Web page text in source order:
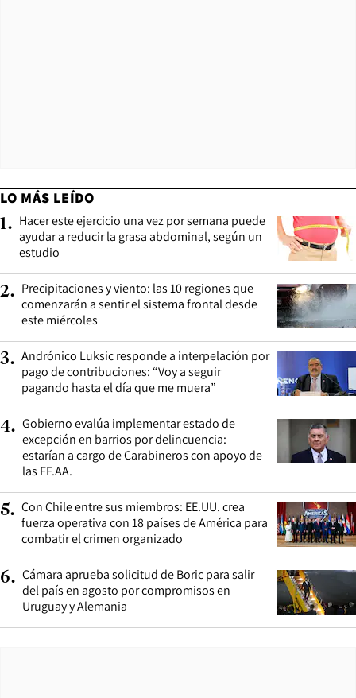
LO MÁS LEÍDO
1. Hacer este ejercicio una vez por semana puede
ayudar a reducir la grasa abdominal, según un
estudio
2. Precipitaciones y viento: las 10 regiones que
comenzarán a sentir el sistema frontal desde
este miércoles
3. Andrónico Luksic responde a interpelación por
pago de contribuciones: “Voy a seguir
pagando hasta el día que me muera”
4. Gobierno evalúa implementar estado de
excepción en barrios por delincuencia:
estarían a cargo de Carabineros con apoyo de
las FF.AA.
5. Con Chile entre sus miembros: EE.UU. crea
fuerza operativa con 18 países de América para
combatir el crimen organizado
6. Cámara aprueba solicitud de Boric para salir
del país en agosto por compromisos en
Uruguay y Alemania